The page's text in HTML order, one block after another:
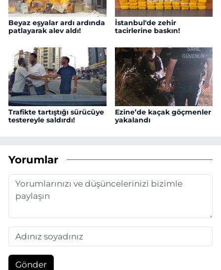
Beyaz eşyalar ardı ardında
patlayarak alev aldı!
İstanbul'de zehir
tacirlerine baskın!
Trafikte tartıştığı sürücüye
testereyle saldırdı!
Ezine’de kaçak göçmenler
yakalandı
Yorumlar
Gönder